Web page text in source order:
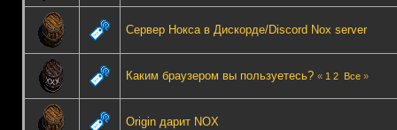
Сервер Нокса в Дискорде/Discord Nox server
Каким браузером вы пользуетесь? « 1 2 Все»
Origin дарит NOX